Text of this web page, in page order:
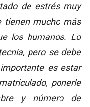
de estrés muy
tienen mucho más
los humanos. Lo
pero se debe
es estar
ponerle
y número de